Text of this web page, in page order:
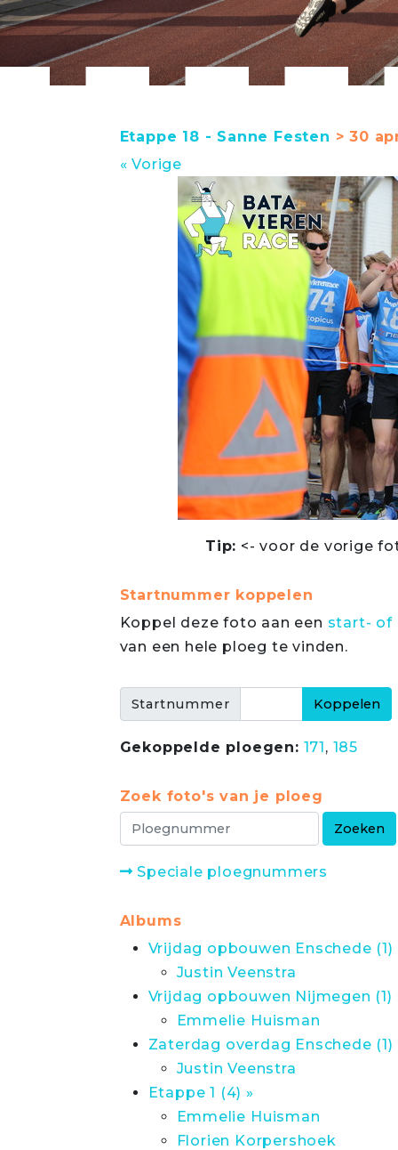
Etappe 18 - Sanne Festen > 30
« Vorige
Tip: <- voor de vorige
Startnummer koppelen
Koppel deze foto aan een start- of
van een hele ploeg te vinden.
Startnummer
Gekoppelde ploegen: 171, 185
Zoek foto's van je ploeg
Speciale ploegnummers
Albums
Vrijdag opbouwen Enschede (1)
Justin Veenstra
Vrijdag opbouwen Nijmegen (1)
Emmelie Huisman
Zaterdag overdag Enschede (1)
Justin Veenstra
Etappe 1 (4) »
Emmelie Huisman
Florien Korpershoek